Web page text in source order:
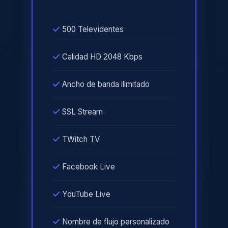
500 Televidentes
Calidad HD 2048 Kbps
Ancho de banda ilimitado
SSL Stream
TWitch TV
Facebook Live
YouTube Live
Nombre de flujo personalizado